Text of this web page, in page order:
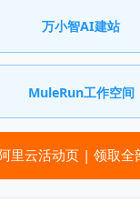
万小智AI建站
MuleRun工作空间
里云活动页 | 领取